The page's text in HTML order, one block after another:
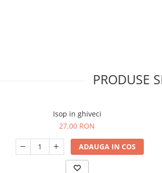
PRODUSE
Isop in ghiveci
27,00 RON
ADAUGA IN COS